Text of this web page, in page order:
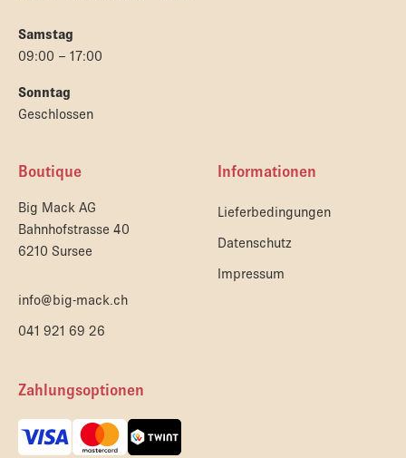
Samstag
09:00 – 17:00
Sonntag
Geschlossen
Boutique
Big Mack AG
Bahnhofstrasse 40
6210 Sursee
info@big-mack.ch
041 921 69 26
Informationen
Lieferbedingungen
Datenschutz
Impressum
Zahlungsoptionen